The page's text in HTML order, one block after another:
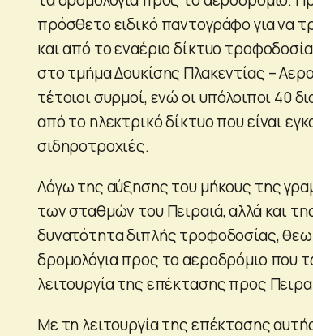
πρόσθετο ειδικό παντογράφο για να
και από το εναέριο δίκτυο
στο τμήμα Δουκίσης Πλακεντίας –
τέτοιοι συρμοί, ενώ οι υπόλοιποι 40
από το ηλεκτρικό δίκτυο που είναι
σιδηροτροχιές.
Λόγω της αύξησης του μήκους της
των σταθμών του Πειραιά, αλλά και
δυνατότητα διπλής τροφοδοσίας,
δρομολόγια προς το αεροδρόμιο που
λειτουργία της επέκτασης προς
Με τη λειτουργία της επέκτασης